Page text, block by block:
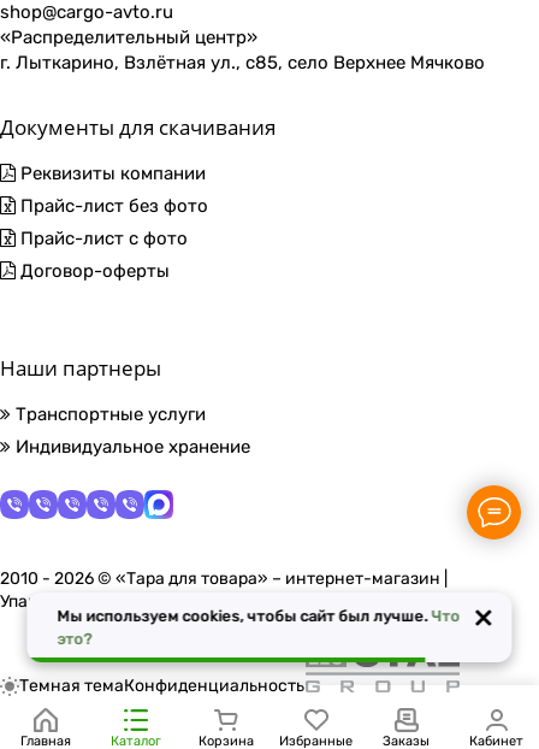
shop@cargo-avto.ru
«Распределительный центр»
г. Лыткарино, Взлётная ул., с85, село Верхнее Мячково
Документы для скачивания
Реквизиты компании
Прайс-лист без фото
Прайс-лист с фото
Договор-оферты
Наши партнеры
Транспортные услуги
Индивидуальное хранение
2010 - 2026 © «Тара для товара» – интернет-магазин |
Упаковочные материалы в Москве
Темная темаКонфиденциальность
Главная Каталог Корзина Избранные Заказы Кабинет
Мы используем cookies, чтобы сайт был лучше.Что
это?
×